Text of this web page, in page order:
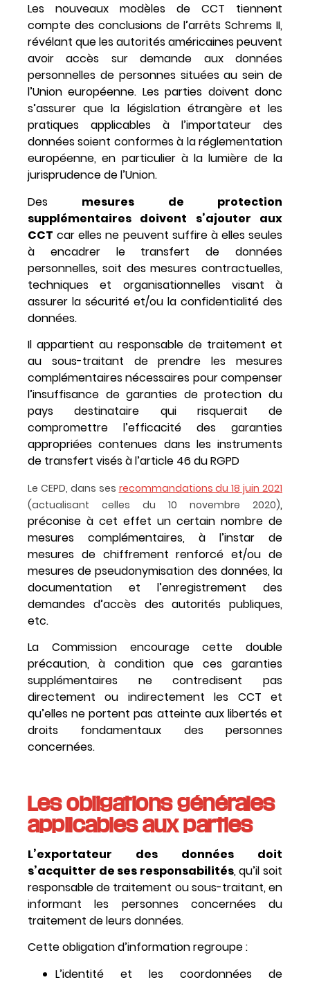
Les nouveaux modèles de CCT tiennent
compte des conclusions de l’arrêts Schrems II,
révélant que les autorités américaines peuvent
avoir accès sur demande aux données
personnelles de personnes situées au sein de
l’Union européenne. Les parties doivent donc
s’assurer que la législation étrangère et les
pratiques applicables à l’importateur des
données soient conformes à la réglementation
européenne, en particulier à la lumière de la
jurisprudence de l’Union.
Des mesures de protection
supplémentaires doivent s’ajouter aux
CCT car elles ne peuvent suffire à elles seules
à encadrer le transfert de données
personnelles, soit des mesures contractuelles,
techniques et organisationnelles visant à
assurer la sécurité et/ou la confidentialité des
données.
Il appartient au responsable de traitement et
au sous-traitant de prendre les mesures
complémentaires nécessaires pour compenser
l’insuffisance de garanties de protection du
pays destinataire qui risquerait de
compromettre l’efficacité des garanties
appropriées contenues dans les instruments
de transfert visés à l’article 46 du RGPD
Le CEPD, dans ses recommandations du 18 juin 2021
(actualisant celles du 10 novembre 2020),
préconise à cet effet un certain nombre de
mesures complémentaires, à l’instar de
mesures de chiffrement renforcé et/ou de
mesures de pseudonymisation des données, la
documentation et l’enregistrement des
demandes d’accès des autorités publiques,
etc.
La Commission encourage cette double
précaution, à condition que ces garanties
supplémentaires ne contredisent pas
directement ou indirectement les CCT et
qu’elles ne portent pas atteinte aux libertés et
droits fondamentaux des personnes
concernées.
Les obligations générales
applicables aux parties
L’exportateur des données doit
s’acquitter de ses responsabilités, qu’il soit
responsable de traitement ou sous-traitant, en
informant les personnes concernées du
traitement de leurs données.
Cette obligation d’information regroupe :
L’identité et les coordonnées de